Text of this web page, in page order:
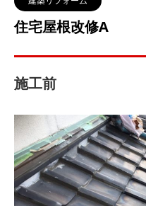
住宅屋根改修A
施工前